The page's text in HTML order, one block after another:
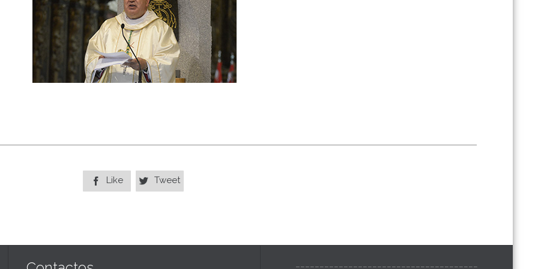
 Like  Tweet